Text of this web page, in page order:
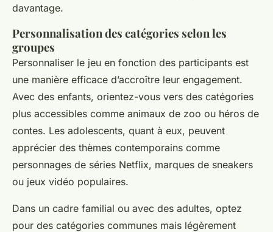
davantage.
Personnalisation des catégories selon les
groupes
Personnaliser le jeu en fonction des participants est
une manière efficace d’accroître leur engagement.
Avec des enfants, orientez-vous vers des catégories
plus accessibles comme animaux de zoo ou héros de
contes. Les adolescents, quant à eux, peuvent
apprécier des thèmes contemporains comme
personnages de séries Netflix, marques de sneakers
ou jeux vidéo populaires.
Dans un cadre familial ou avec des adultes, optez
pour des catégories communes mais légèrement